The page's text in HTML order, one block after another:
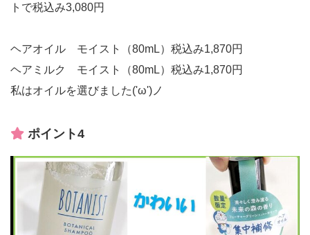
トで税込み3,080円
ヘアオイル モイスト（80mL）税込み1,870円
ヘアミルク モイスト（80mL）税込み1,870円
私はオイルを選びました('ω')ノ
ポイント4